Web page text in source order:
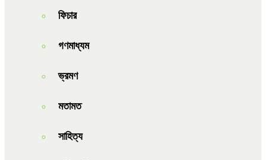
ফিচার
গণমাধ্যম
ভ্রমণ
মতামত
সাহিত্য